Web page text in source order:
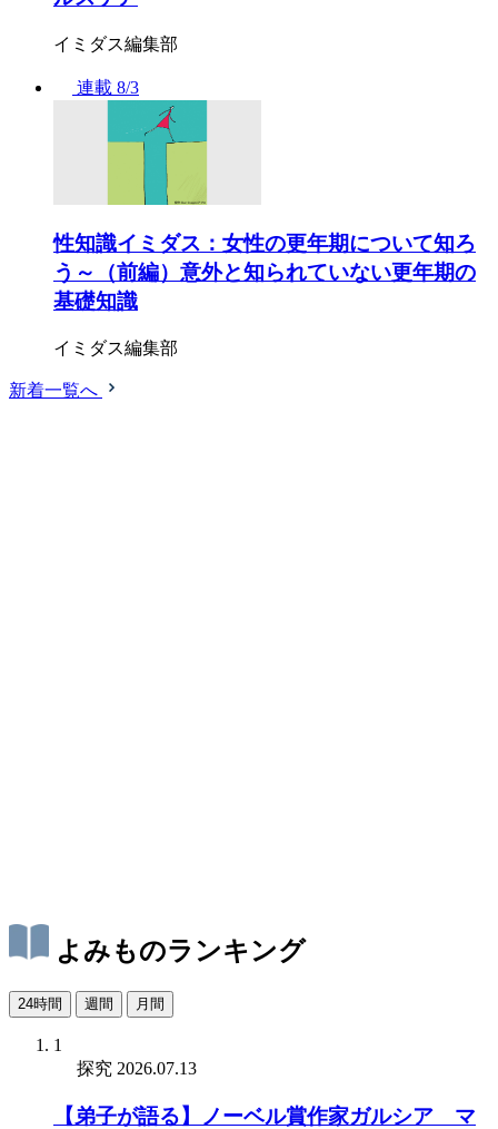
イミダス編集部
連載 8/3
性知識イミダス：女性の更年期について知ろ
う～（前編）意外と知られていない更年期の
基礎知識
イミダス編集部
新着一覧へ
よみものランキング
24時間 週間 月間
1
探究 2026.07.13
【弟子が語る】ノーベル賞作家ガルシア゠マ